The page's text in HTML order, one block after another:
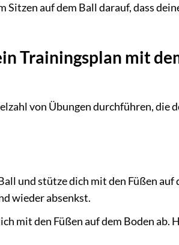
auf dem Ball darauf, dass
Trainingsplan mit
von Übungen durchführen, die
und stütze dich mit den Füßen auf
wieder absenkst.
mit den Füßen auf dem Boden ab.